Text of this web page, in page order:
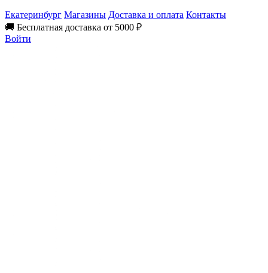
Екатеринбург Магазины Доставка и оплата Контакты
🚚 Бесплатная доставка от 5000 ₽
Войти